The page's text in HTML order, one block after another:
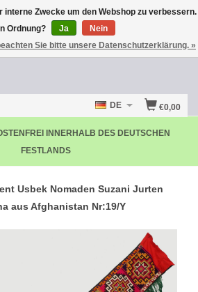
€0,00
DE
RÜCKSENDUNG
aus Afghanistan Nr:19/Y
interne Zwecke um den Webshop zu verbessern.
Ordnung?
Ja
Nein
Sie bitte unsere Datenschutzerklärung. »